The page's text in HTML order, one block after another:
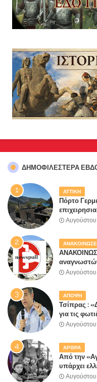
ΔΗΜΟΦΙΛΈΣΤΕΡΑ
ΑΤΤΙΚΗ
Πόρτο
ετοιμάζουν
Αυγούστου
ΑΠΟΨΗ
Τσίπρας :
για τις
Μητσοτάκη
Αυγούστου
ΑΡΘΡΑ
Από την
υπάρχει
κοινωνίας